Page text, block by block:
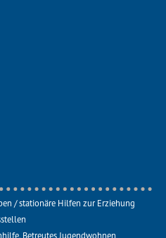
/ stationäre Hilfen zur Erziehung
Betreutes Jugendwohnen